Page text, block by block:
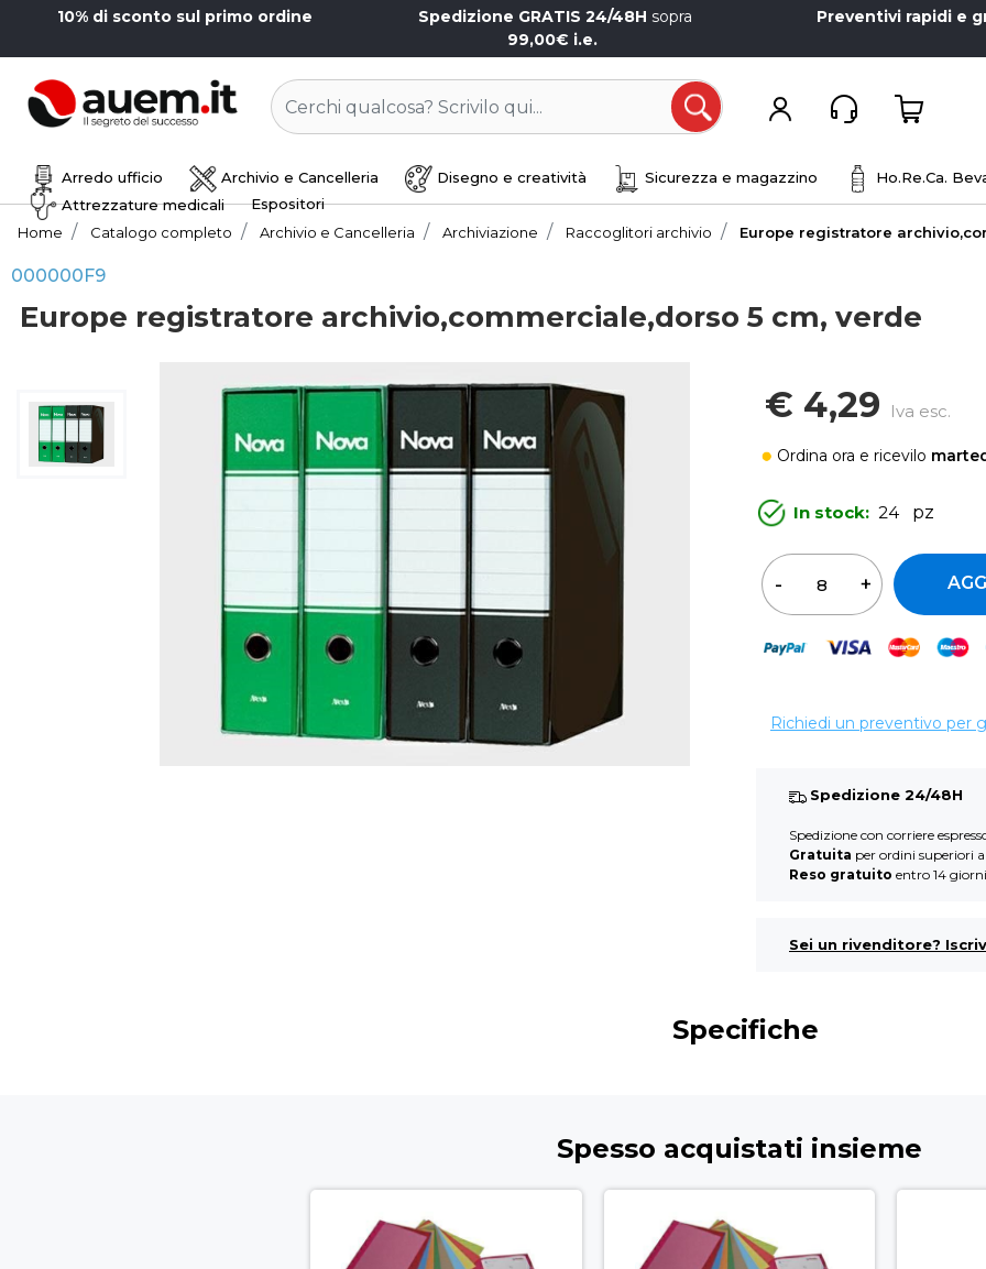
10% di sconto sul primo ordine Spedizione GRATIS 24/48H sopra
99,00€ i.e.
Preventivi rapidi e
Arredo ufficio Archivio e Cancelleria Disegno e creatività Sicurezza e magazzino Ho.Re.Ca.
Attrezzature medicali
Espositori
Home
Catalogo completo Archivio e Cancelleria Archiviazione Raccoglitori archivio Europe registratore
000000F9
Europe registratore archivio,commerciale,dorso 5 cm, verde
€ 4,29 Iva esc.
Ordina ora e ricevilo
In stock: 24 pz
Richiedi un preventivo per
Spedizione 24/48H
Spedizione con corriere
Gratuita per ordini superiori a
Reso gratuito entro 14 giorni
Sei un rivenditore?
Specifiche
Spesso acquistati insieme